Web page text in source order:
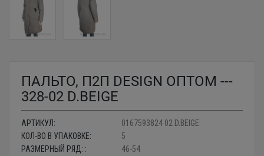
ПАЛЬТО, П2П DESIGN ОПТОМ ---
328-02 D.BEIGE
АРТИКУЛ:
0167593824 02 D.BEIGE
КОЛ-ВО В УПАКОВКЕ:
5
РАЗМЕРНЫЙ РЯД: :
46-54